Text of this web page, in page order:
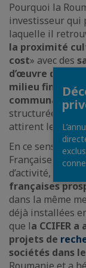
Pourquoi la
investisseur qui
laquelle il
la proximité
cost» avec des
d’œuvre qualifiée
milieu
communauté
structurée, sont
attirent les
En ce sens, la
Française
d’activité, un
françaises
dans la même
déjà installées
que la CCIFER
projets de
sociétés dans